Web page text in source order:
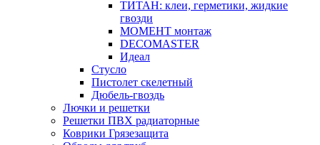
ТИТАН: клеи, герметики, жидкие
гвозди
МОМЕНТ монтаж
DECOMASTER
Идеал
Стусло
Пистолет скелетный
Дюбель-гвоздь
Лючки и решетки
Решетки ПВХ радиаторные
Коврики Грязезащита